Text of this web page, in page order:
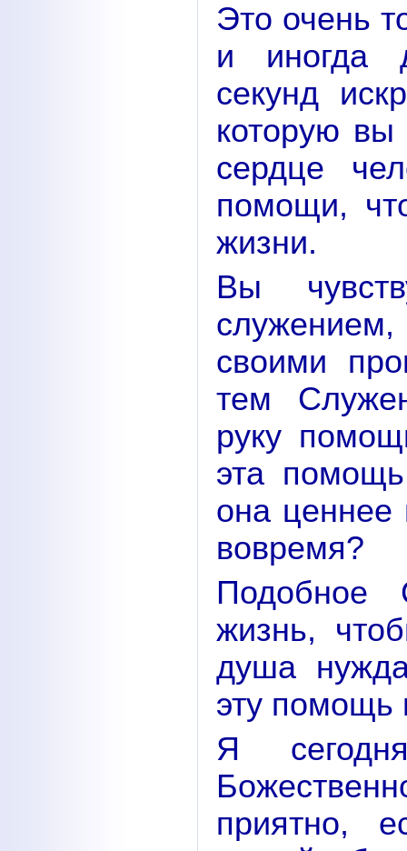
Это очень
и иногда
секунд
которую вы
сердце
помощи,
жизни.
Вы
своими
тем
руку
эта
она ценнее
вовремя?
Подобное
жизнь,
душа
эту помощь
Я
приятно,